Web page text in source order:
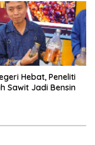
Hebat, Peneliti
Sawit Jadi Bensin